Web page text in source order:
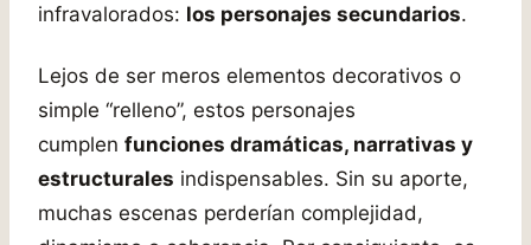
infravalorados: los personajes secundarios.
Lejos de ser meros elementos decorativos o
simple “relleno”, estos personajes
cumplen funciones dramáticas, narrativas y
estructurales indispensables. Sin su aporte,
muchas escenas perderían complejidad,